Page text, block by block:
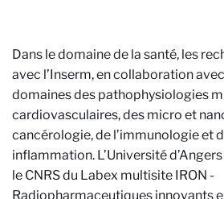
Dans le domaine de la santé, les
avec l’Inserm, en collaboration
domaines des pathophysiologies
cardiovasculaires, des micro et
cancérologie, de l’immunologie et
inflammation. L’Université
le CNRS du Labex multisite IRON -
Radiopharmaceutiques innovants